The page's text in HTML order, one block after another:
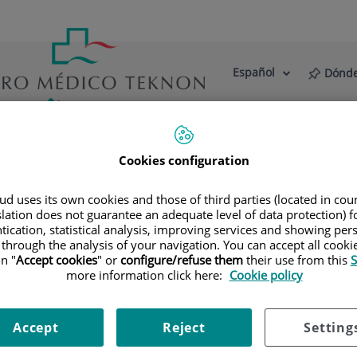
Selector
Idioma
Español
Blog
de la arteria aorta abdominal obteniendo imágenes de
y de contraste yodado. La calidad de las
especializadas en el estudio arterial. Está indicado
aorta, en pacientes con dolor abdominal de posible
como el "mapa" vascular, etc. La información
Cookies configuration
uses its own cookies and those of third parties (located in
does not guarantee an adequate level of data protection)
statistical analysis, improving services and showing
the analysis of your navigation. You can accept all
"Accept cookies" or configure/refuse themtheir use from this
more information click here: Cookie policy
Reject
Accept